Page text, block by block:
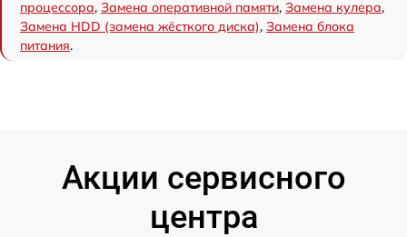
процессора, Замена оперативной памяти, Замена кулера,
Замена HDD (замена жёсткого диска), Замена блока
питания.
Акции сервисного
центра